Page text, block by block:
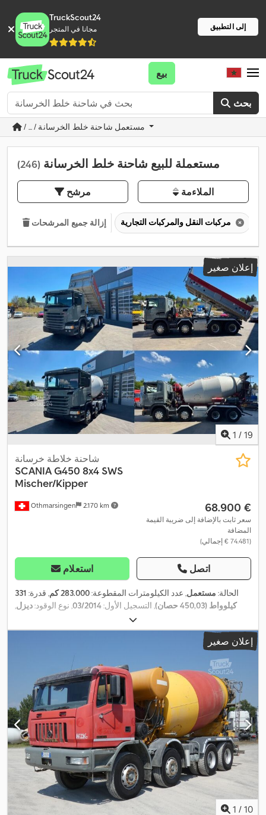
TruckScout24
مجانا في المتجر إلى التطبيق
بحث
بيع
مستعملة للبيع شاحنة خلط الخرسانة (246)
مرشح الملاءمة
إزالة جميع المرشحات
إعلان صغير
1 / 19
Othmarsingen 2.170 km
شاحنة خلاطة خرسانة
SCANIAG450 8x4 SWS
Mischer/Kipper
‏68.900 €
سعر ثابت بالإضافة إلى ضريبة القيمة
المضافة
(‏74.481 € إجمالي)
استعلام اتصل
الحالة: مستعمل, عدد الكيلومترات المقطوعة:283.000 كم , قدرة: 331
كيلوواط (450,03 حصان)
, التسجيل الأول:03/2014, نوع الوقود:ديزل,
, فرامل:
أوتوماتيكي, فئة الانبعاثات:يورو 6 , معدات:مرشح السخام ,
إعلان صغير
1 / 10